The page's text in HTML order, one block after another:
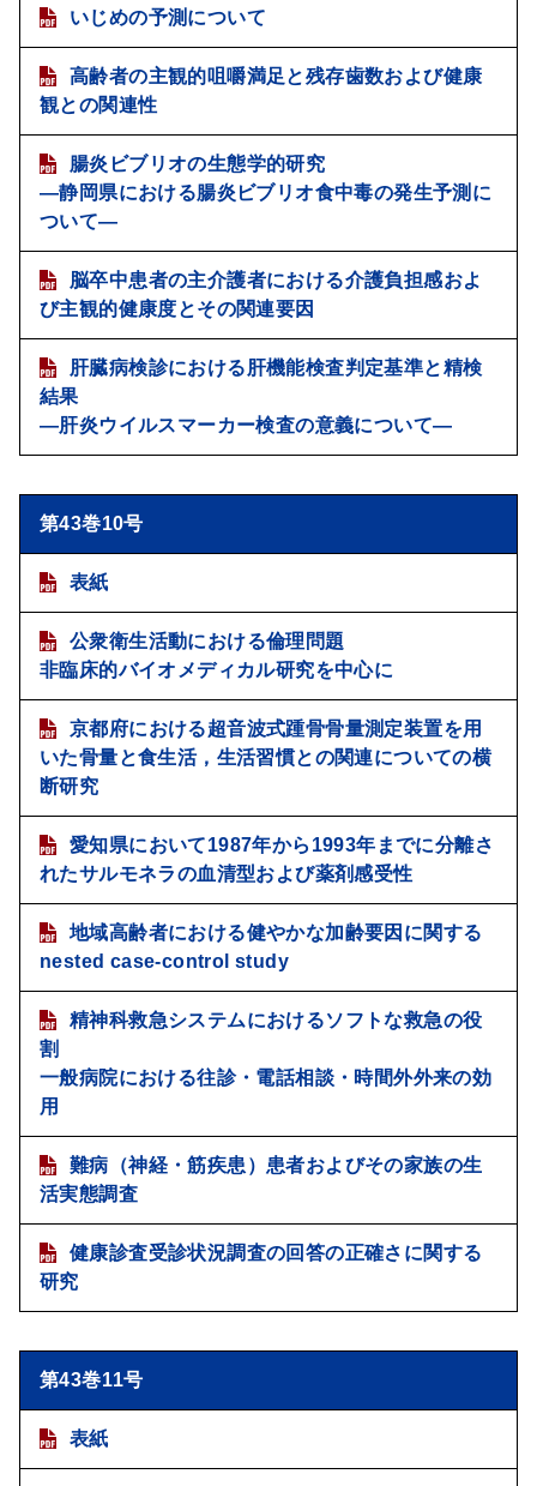
いじめの予測について
高齢者の主観的咀嚼満足と残存歯数および健康
観との関連性
腸炎ビブリオの生態学的研究
―静岡県における腸炎ビブリオ食中毒の発生予測に
ついて―
脳卒中患者の主介護者における介護負担感およ
び主観的健康度とその関連要因
肝臓病検診における肝機能検査判定基準と精検
結果
―肝炎ウイルスマーカー検査の意義について―
第43巻10号
表紙
公衆衛生活動における倫理問題
非臨床的バイオメディカル研究を中心に
京都府における超音波式踵骨骨量測定装置を用
いた骨量と食生活，生活習慣との関連についての横
断研究
愛知県において1987年から1993年までに分離さ
れたサルモネラの血清型および薬剤感受性
地域高齢者における健やかな加齢要因に関する
nested case-control study
精神科救急システムにおけるソフトな救急の役
割
一般病院における往診・電話相談・時間外外来の効
用
難病（神経・筋疾患）患者およびその家族の生
活実態調査
健康診査受診状況調査の回答の正確さに関する
研究
第43巻11号
表紙